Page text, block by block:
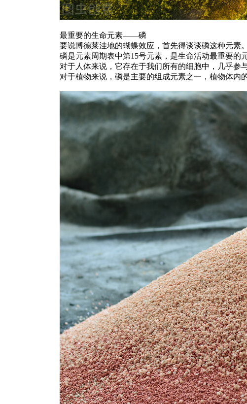
最重要的生命元素——磷
要说博德莱洼地的蝴蝶效应，首先得谈谈磷这种元素。
磷是元素周期表中第15号元素，是生命活动最重要的
对于人体来说，它存在于我们所有的细胞中，几乎参
对于植物来说，磷是主要的组成元素之一，植物体内